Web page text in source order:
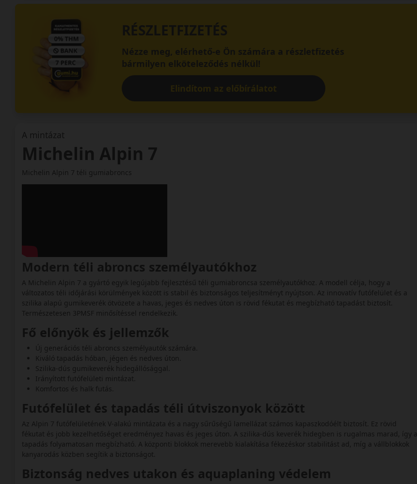
RÉSZLETFIZETÉS
Nézze meg, elérhető-e Ön számára a részletfizetés
bármilyen elköteleződés nélkül!
Elindítom az előbírálatot
A mintázat
Michelin Alpin 7
Michelin Alpin 7 téli gumiabroncs
Modern téli abroncs személyautókhoz
A Michelin Alpin 7 a gyártó egyik legújabb fejlesztésű téli gumiabroncsa személyautókhoz. A modell célja, hogy a
változatos téli időjárási körülmények között is stabil és biztonságos teljesítményt nyújtson. Az innovatív futófelület és a
szilika alapú gumikeverék ötvözete a havas, jeges és nedves úton is rövid fékutat és megbízható tapadást biztosít.
Természetesen 3PMSF minősítéssel rendelkezik.
Fő előnyök és jellemzők
Új generációs téli abroncs személyautók számára.
Kiváló tapadás hóban, jégen és nedves úton.
Szilika-dús gumikeverék hidegállósággal.
Irányított futófelületi mintázat.
Komfortos és halk futás.
Futófelület és tapadás téli útviszonyok között
Az Alpin 7 futófelületének V-alakú mintázata és a nagy sűrűségű lamellázat számos kapaszkodóélt biztosít. Ez rövid
fékutat és jobb kezelhetőséget eredményez havas és jeges úton. A szilika-dús keverék hidegben is rugalmas marad, így a
tapadás folyamatosan megbízható. A központi blokkok merevebb kialakítása fékezéskor stabilitást ad, míg a vállblokkok
kanyarodás közben segítik a biztonságot.
Biztonság nedves utakon és aquaplaning védelem